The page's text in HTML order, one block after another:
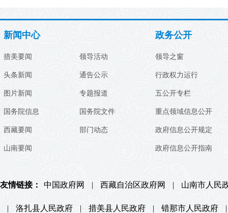
新闻中心
措美要闻
头条新闻
图片新闻
国务院信息
西藏要闻
山南要闻
领导活动
通告公示
专题报道
国务院文件
部门动态
政务公开
领导之窗
行政权力运行
五公开专栏
重点领域信息公开
政府信息公开规定
政府信息公开指南
友情链接： 中国政府网 | 西藏自治区政府网 | 山南市人民
| 洛扎县人民政府 | 措美县人民政府 | 错那市人民政府 |